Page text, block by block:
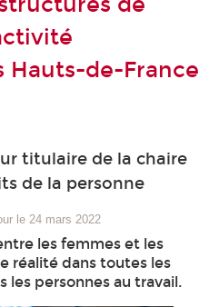
Hauts-de-France
titulaire de la chaire
de la personne
le 24 mars 2022
les femmes et les
réalité dans toutes les
personnes au travail.